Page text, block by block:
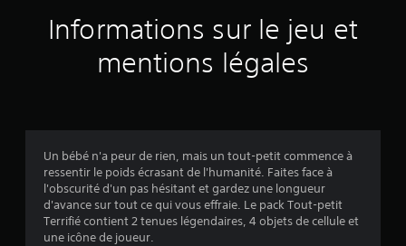
a
5
Informations sur le jeu et
mentions légales
Un bébé n'a peur de rien, mais un tout-petit commence à
ressentir le poids écrasant de l'humanité. Faites face à
l'obscurité d'un pas hésitant et gardez une longueur
d'avance sur tout ce qui vous effraie. Le pack Tout-petit
Terrifié contient 2 tenues légendaires, 4 objets de cellule et
une icône de joueur.